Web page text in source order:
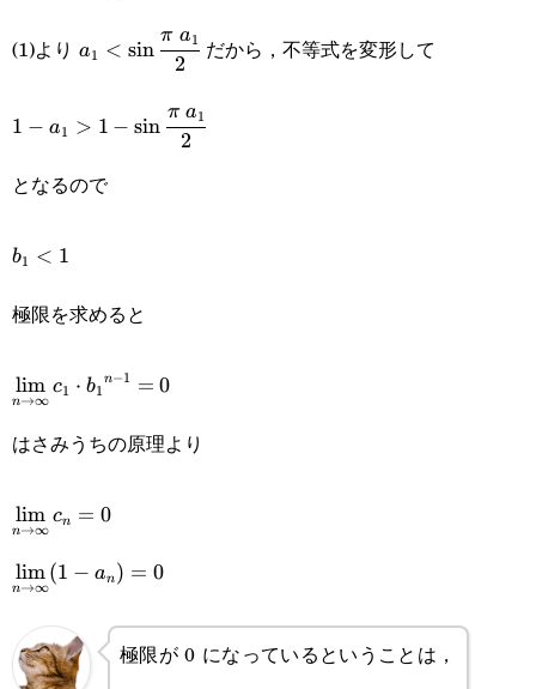
(1)より
a_1<\sin\cfrac{\pi a_1}
a1 < sin
2
π a1だから，不等式を変形して
\sin\cfrac{\pi a_1}
{2}
1 − a1 > 1 − sin
2
π a1
となるので
b_1<1
b1 < 1
極限を求めると
1}=0
n→∞
lim c1 ⋅ b1
n−1 = 0
はさみうちの原理より
\displaystyle\lim_{n\rightarrow\infty}c_n=0
n→∞
lim cn = 0
\displaystyle\lim_{n\rightarrow\infty}
(1-a_n)=0
n→∞
lim(1 − an) = 0
極限が 0 になっているということは，